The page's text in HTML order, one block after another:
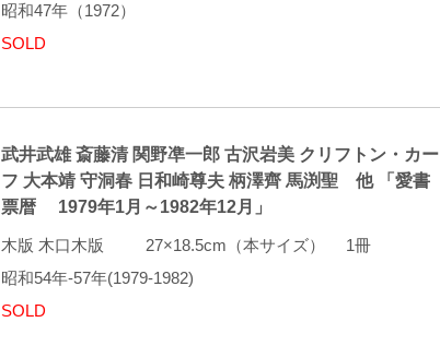
昭和47年（1972）
SOLD
武井武雄 斎藤清 関野凖一郎 古沢岩美 クリフトン・カー
フ 大本靖 守洞春 日和崎尊夫 柄澤齊 馬渕聖 他 「愛書
票暦 1979年1月～1982年12月」
木版 木口木版 27×18.5cm（本サイズ） 1冊
昭和54年-57年(1979-1982)
SOLD